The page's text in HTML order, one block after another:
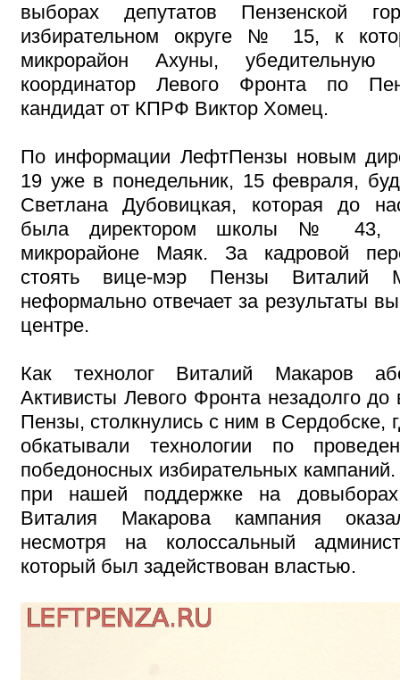
выборах депутатов Пензенской
избирательном округе № 15, к
микрорайон Ахуны,
координатор Левого Фронта по
кандидат от КПРФ Виктор Хомец.
По информации ЛефтПензы новым
19 уже в понедельник, 15 февраля,
Светлана Дубовицкая, которая до
была директором школы № 43,
микрорайоне Маяк. За кадровой
стоять вице-мэр Пензы Виталий
неформально отвечает за результаты
центре.
Как технолог Виталий Макаров
Активисты Левого Фронта незадолго
Пензы, столкнулись с ним в Сердобске,
обкатывали технологии по
победоносных избирательных
при нашей поддержке на
Виталия Макарова кампания
несмотря на колоссальный
который был задействован властью.